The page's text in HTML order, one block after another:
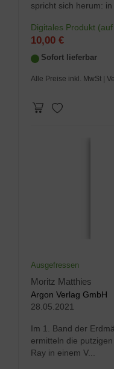
spricht sich herum: in
Digitales Produkt
10,00 €
Sofort lieferbar
Alle Preise inkl. MwSt |
Ausgefressen
Moritz Matthies
Argon Verlag GmbH
28.05.2021
Im 1. Band der
ermitteln die
Ray in einem V...